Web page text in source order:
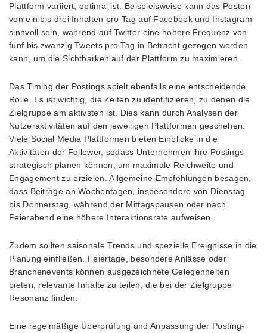
Plattform variiert, optimal ist. Beispielsweise kann das Posten
von ein bis drei Inhalten pro Tag auf Facebook und Instagram
sinnvoll sein, während auf Twitter eine höhere Frequenz von
fünf bis zwanzig Tweets pro Tag in Betracht gezogen werden
kann, um die Sichtbarkeit auf der Plattform zu maximieren.
Das Timing der Postings spielt ebenfalls eine entscheidende
Rolle. Es ist wichtig, die Zeiten zu identifizieren, zu denen die
Zielgruppe am aktivsten ist. Dies kann durch Analysen der
Nutzeraktivitäten auf den jeweiligen Plattformen geschehen.
Viele Social Media Plattformen bieten Einblicke in die
Aktivitäten der Follower, sodass Unternehmen ihre Postings
strategisch planen können, um maximale Reichweite und
Engagement zu erzielen. Allgemeine Empfehlungen besagen,
dass Beiträge an Wochentagen, insbesondere von Dienstag
bis Donnerstag, während der Mittagspausen oder nach
Feierabend eine höhere Interaktionsrate aufweisen.
Zudem sollten saisonale Trends und spezielle Ereignisse in die
Planung einfließen. Feiertage, besondere Anlässe oder
Branchenevents können ausgezeichnete Gelegenheiten
bieten, relevante Inhalte zu teilen, die bei der Zielgruppe
Resonanz finden.
Eine regelmäßige Überprüfung und Anpassung der Posting-